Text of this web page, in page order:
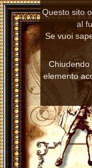
Questo sito
al
Se vuoi
elemento